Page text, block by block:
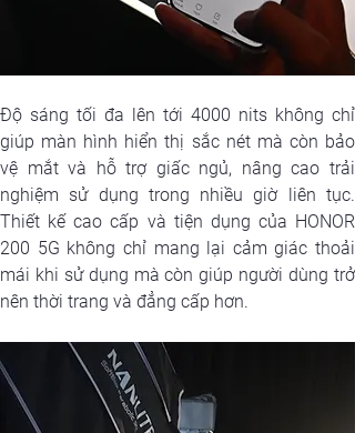
Độ sáng tối đa lên tới 4000 nits không chỉ
giúp màn hình hiển thị sắc nét mà còn bảo
vệ mắt và hỗ trợ giấc ngủ, nâng cao trải
nghiệm sử dụng trong nhiều giờ liên tục.
Thiết kế cao cấp và tiện dụng của HONOR
200 5G không chỉ mang lại cảm giác thoải
mái khi sử dụng mà còn giúp người dùng trở
nên thời trang và đẳng cấp hơn.